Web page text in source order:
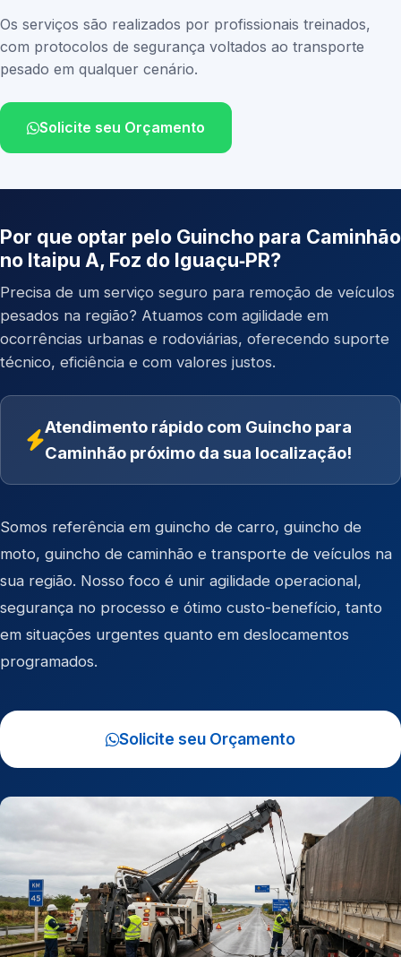
Os serviços são realizados por profissionais treinados,
com protocolos de segurança voltados ao transporte
pesado em qualquer cenário.
Solicite seu Orçamento
Por que optar pelo Guincho para Caminhão
no Itaipu A, Foz do Iguaçu‑PR?
Precisa de um serviço seguro para remoção de veículos
pesados na região? Atuamos com agilidade em
ocorrências urbanas e rodoviárias, oferecendo suporte
técnico, eficiência e com valores justos.
Atendimento rápido com Guincho para
Caminhão próximo da sua localização!
Somos referência em guincho de carro, guincho de
moto, guincho de caminhão e transporte de veículos na
sua região. Nosso foco é unir agilidade operacional,
segurança no processo e ótimo custo-benefício, tanto
em situações urgentes quanto em deslocamentos
programados.
Solicite seu Orçamento